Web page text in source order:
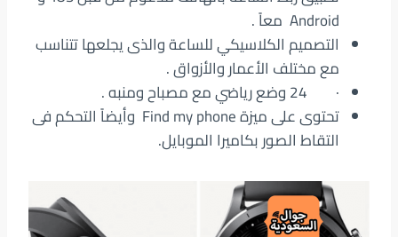
Android معاً .
التصميم الكلاسيكي للساعة والذى يجلعها تتناسب
مع مختلف الأعمار والأزواق .
· 24 وضع رياضي مع مصباح ومنبه .
تحتوى على ميزة Find my phone وأيضاً التحكم فى
التقاط الصور بكاميرا الموبايل.